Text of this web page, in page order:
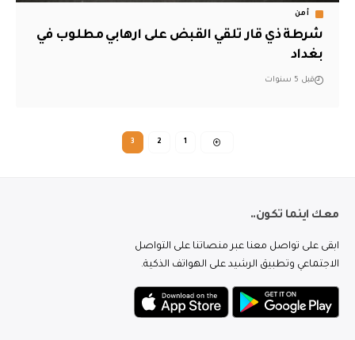
أمن
شرطة ذي قار تلقي القبض على ارهابي مطلوب في
بغداد
قبل 5 سنوات
1
2
3
معك اينما تكون..
ابقى على تواصل معنا عبر منصاتنا على التواصل
الاجتماعي وتطبيق الرشيد على الهواتف الذكية.